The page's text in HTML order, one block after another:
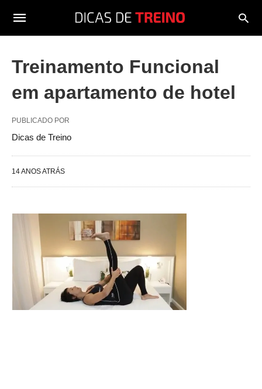
Treinamento Funcional
em apartamento de hotel
PUBLICADO POR
Dicas de Treino
14 ANOS ATRÁS